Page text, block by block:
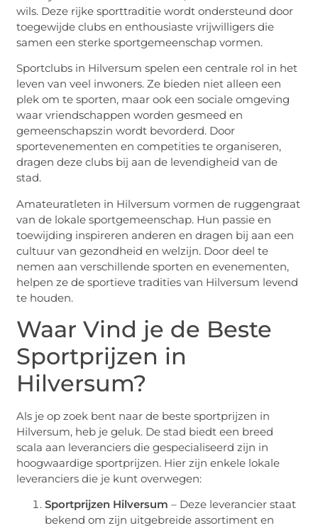
wils. Deze rijke sporttraditie wordt ondersteund door
toegewijde clubs en enthousiaste vrijwilligers die
samen een sterke sportgemeenschap vormen.
Sportclubs in Hilversum spelen een centrale rol in het
leven van veel inwoners. Ze bieden niet alleen een
plek om te sporten, maar ook een sociale omgeving
waar vriendschappen worden gesmeed en
gemeenschapszin wordt bevorderd. Door
sportevenementen en competities te organiseren,
dragen deze clubs bij aan de levendigheid van de
stad.
Amateuratleten in Hilversum vormen de ruggengraat
van de lokale sportgemeenschap. Hun passie en
toewijding inspireren anderen en dragen bij aan een
cultuur van gezondheid en welzijn. Door deel te
nemen aan verschillende sporten en evenementen,
helpen ze de sportieve tradities van Hilversum levend
te houden.
Waar Vind je de Beste
Sportprijzen in
Hilversum?
Als je op zoek bent naar de beste sportprijzen in
Hilversum, heb je geluk. De stad biedt een breed
scala aan leveranciers die gespecialiseerd zijn in
hoogwaardige sportprijzen. Hier zijn enkele lokale
leveranciers die je kunt overwegen:
Sportprijzen Hilversum – Deze leverancier staat
bekend om zijn uitgebreide assortiment en